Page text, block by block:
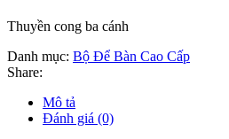
Thuyền cong ba cánh
Danh mục: Bộ Để Bàn Cao Cấp
Share:
Mô tả
Đánh giá (0)